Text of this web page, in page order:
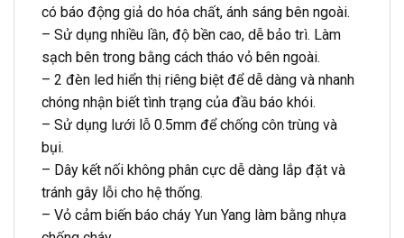
có báo động giả do hóa chất, ánh sáng bên ngoài.
– Sử dụng nhiều lần, độ bền cao, dễ bảo trì. Làm
sạch bên trong bằng cách tháo vỏ bên ngoài.
– 2 đèn led hiển thị riêng biệt để dễ dàng và nhanh
chóng nhận biết tình trạng của đầu báo khói.
– Sử dụng lưới lỗ 0.5mm để chống côn trùng và
bụi.
– Dây kết nối không phân cực dễ dàng lắp đặt và
tránh gây lỗi cho hệ thống.
– Vỏ cảm biến báo cháy Yun Yang làm bằng nhựa